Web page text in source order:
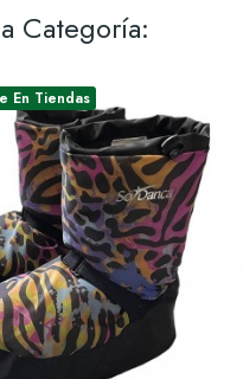
Categoría:
En Tiendas